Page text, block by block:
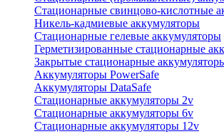
Стационарные свинцово-кислотные
Никель-кадмиевые аккумуляторы
Стационарные гелевые аккумуляторы
Герметизированные стационарные
Закрытые стационарные
Аккумуляторы PowerSafe
Аккумуляторы DataSafe
Стационарные аккумуляторы 2v
Стационарные аккумуляторы 6v
Стационарные аккумуляторы 12v